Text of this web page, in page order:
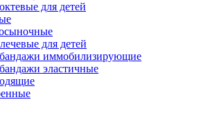
для детей
для детей
иммобилизирующие
эластичные